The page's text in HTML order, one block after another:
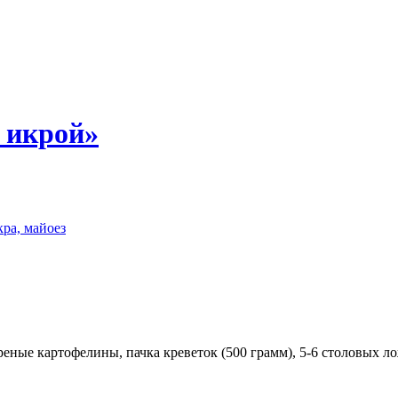
майоез
картофелины, пачка креветок (500 грамм), 5-6 столовых